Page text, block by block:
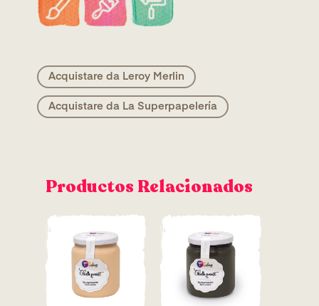
Acquistare da Leroy Merlin
Acquistare da La Superpapelería
Productos Relacionados